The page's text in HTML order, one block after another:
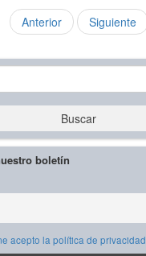
Anterior Siguiente
Buscar
boletín
acepto la política de privacidad